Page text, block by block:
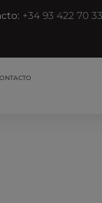
+34 93 422 70 33